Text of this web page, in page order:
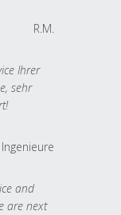
R.M.
Ihrer
sehr
and
are next